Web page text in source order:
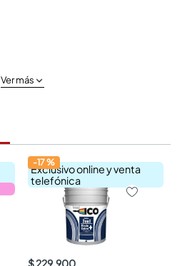
Ver más
Exclusivo online y venta
telefónica
-17%
$ 229.900